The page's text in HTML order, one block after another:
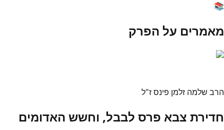
📚
מאמרים על הפרק
הרב שלמה זלמן פינס ז"ל
חדירת צבא פרס לבבל, וחשש האדומים